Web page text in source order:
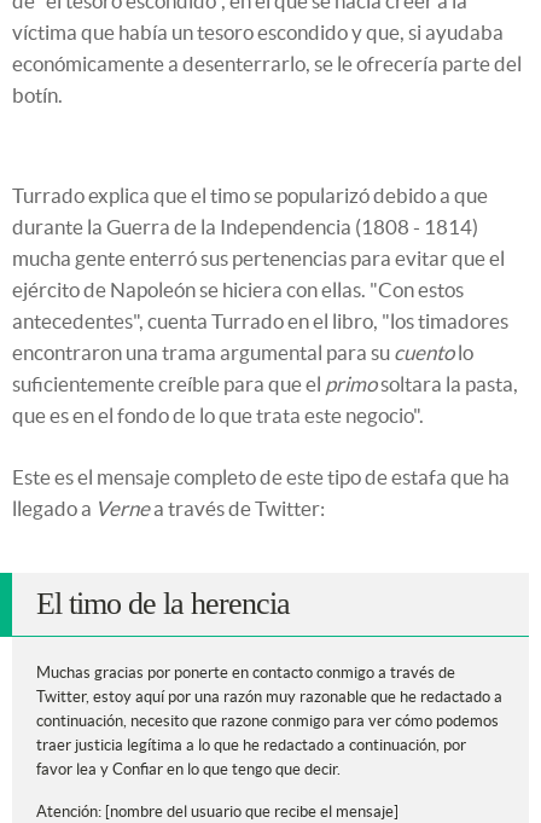
víctima que había un tesoro escondido y que, si ayudaba
económicamente a desenterrarlo, se le ofrecería parte del
botín.
Turrado explica que el timo se popularizó debido a que
durante la Guerra de la Independencia (1808 - 1814)
mucha gente enterró sus pertenencias para evitar que el
ejército de Napoleón se hiciera con ellas. "Con estos
antecedentes", cuenta Turrado en el libro, "los timadores
encontraron una trama argumental para su cuentolo
suficientemente creíble para que el primosoltara la pasta,
que es en el fondo de lo que trata este negocio".
Este es el mensaje completo de este tipo de estafa que ha
llegado a Vernea través de Twitter:
El timo de la herencia
Muchas gracias por ponerte en contacto conmigo a través de
Twitter, estoy aquí por una razón muy razonable que he redactado a
continuación, necesito que razone conmigo para ver cómo podemos
traer justicia legítima a lo que he redactado a continuación, por
favor lea y Confiar en lo que tengo que decir.
Atención: [nombre del usuario que recibe el mensaje]